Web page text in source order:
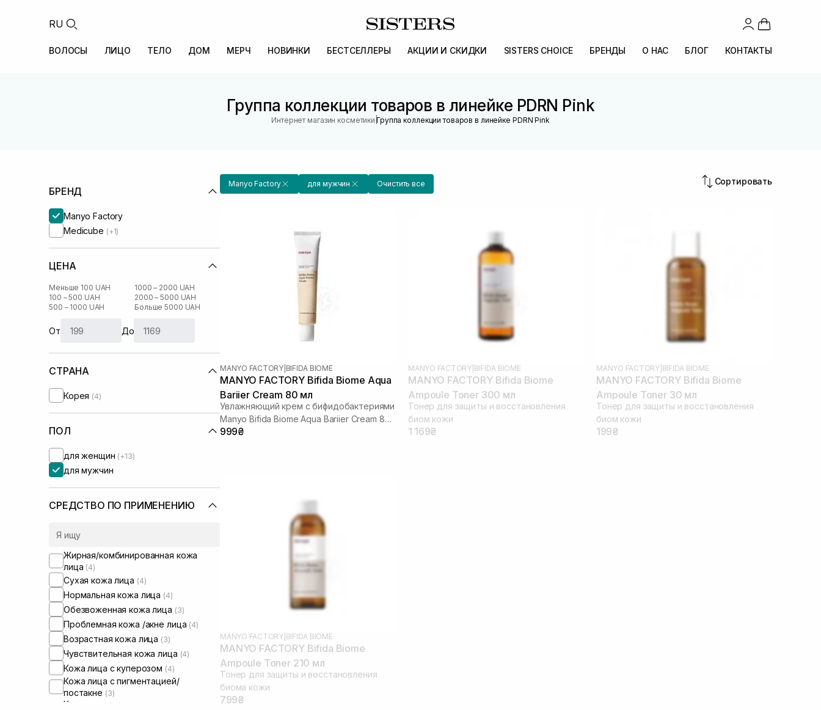
RU
ВОЛОСЫ ЛИЦО ТЕЛО ДОМ МЕРЧ НОВИНКИ БЕСТСЕЛЛЕРЫ АКЦИИ И СКИДКИ SISTERS CHOICE БРЕНДЫ О НАС БЛОГ КОНТАКТЫ
Группа коллекции товаров в линейке PDRN Pink
Интернет магазин косметики |Группа коллекции товаров в линейке PDRN Pink
БРЕНД
Manyo Factory
Medicube (+1)
ЦЕНА
Меньше 100 UAH
100 – 500 UAH
500 – 1000 UAH
1000 – 2000 UAH
2000 – 5000 UAH
Больше 5000 UAH
От До
СТРАНА
Корея (4)
ПОЛ
для женщин (+13)
для мужчин
СРЕДСТВО ПО ПРИМЕНЕНИЮ
Жирная/комбинированная кожа
лица (4)
Сухая кожа лица (4)
Нормальная кожа лица (4)
Обезвоженная кожа лица (3)
Проблемная кожа /акне лица (4)
Возрастная кожа лица (3)
Чувствительная кожа лица (4)
Кожа лица с куперозом (4)
Кожа лица с пигментацией/
постакне (3)
Кожа лица с расширенными порами
Manyo Factory для мужчин Очистить все Сортировать
MANYO FACTORY| BIFIDA BIOME
MANYO FACTORY Bifida Biome Aqua
Bariier Cream 80 мл
Увлажняющий крем с бифидобактериями
Manyo Bifida Biome Aqua Bariier Cream 80
ml
999₴
MANYO FACTORY| BIFIDA BIOME
MANYO FACTORY Bifida Biome
Ampoule Toner 300 мл
Тонер для защиты и восстановления
биом кожи
1 169₴
MANYO FACTORY| BIFIDA BIOME
MANYO FACTORY Bifida Biome
Ampoule Toner 30 мл
Тонер для защиты и восстановления
биом кожи
199₴
MANYO FACTORY| BIFIDA BIOME
MANYO FACTORY Bifida Biome
Ampoule Toner 210 мл
Тонер для защиты и восстановления
биома кожи
799₴